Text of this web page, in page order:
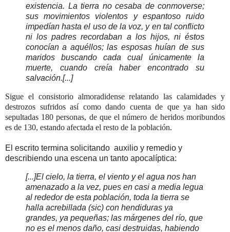
existencia. La tierra no cesaba de conmoverse;
sus movimientos violentos y espantoso ruido
impedían hasta el uso de la voz, y en tal conflicto
ni los padres recordaban a los hijos, ni éstos
conocían a aquéllos; las esposas huían de sus
maridos buscando cada cual únicamente la
muerte, cuando creía haber encontrado su
salvación.[...]
Sigue el consistorio almoradidense relatando las calamidades y
destrozos sufridos así como dando cuenta de que ya han sido
sepultadas 180 personas, de que el número de heridos moribundos
es de 130, estando afectada el resto de la población.
El escrito termina solicitando auxilio y remedio y
describiendo una escena un tanto apocalíptica:
[...]El cielo, la tierra, el viento y el agua nos han
amenazado a la vez, pues en casi a media legua
al rededor de esta población, toda la tierra se
halla acrebillada (sic) con hendiduras ya
grandes, ya pequeñas; las márgenes del río, que
no es el menos daño, casi destruidas, habiendo